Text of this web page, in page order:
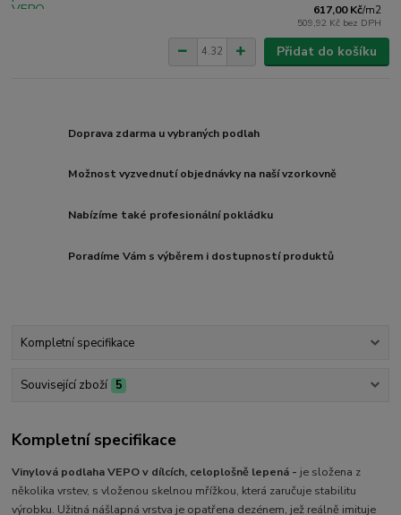
617,00 Kč/m2
509,92 Kč bez DPH
Přidat do košíku
Doprava zdarma u vybraných podlah
Možnost vyzvednutí objednávky na naší vzorkovně
Nabízíme také profesionální pokládku
Poradíme Vám s výběrem i dostupností produktů
Kompletní specifikace
Související zboží 5
Kompletní specifikace
Vinylová podlaha VEPO v dílcích, celoplošně lepená - je složena z
několika vrstev, s vloženou skelnou mřížkou, která zaručuje stabilitu
výrobku. Užitná nášlapná vrstva je opatřena dezénem, jež reálně imituje